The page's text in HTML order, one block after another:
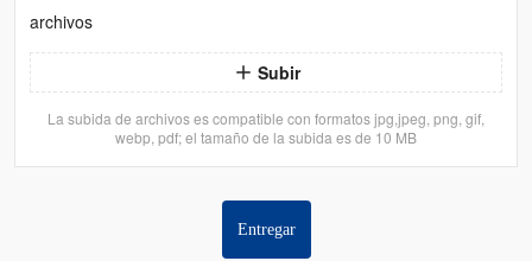
archivos
Subir
La subida de archivos es compatible con formatos jpg,jpeg, png, gif,
webp, pdf; el tamaño de la subida es de 10 MB
Entregar